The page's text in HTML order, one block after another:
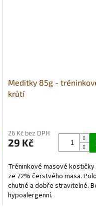
Meditky 85g -
krůtí
produktu
je
z
5
hvězdiček.
26 Kč bez DPH
29 Kč
Tréninkové masové
ze 72% čerstvého masa.
chutné a dobře stravitelné.
hypoalergenní.